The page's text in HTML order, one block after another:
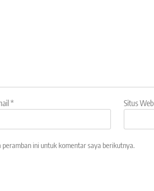
* Situs Web
ini untuk komentar saya berikutnya.